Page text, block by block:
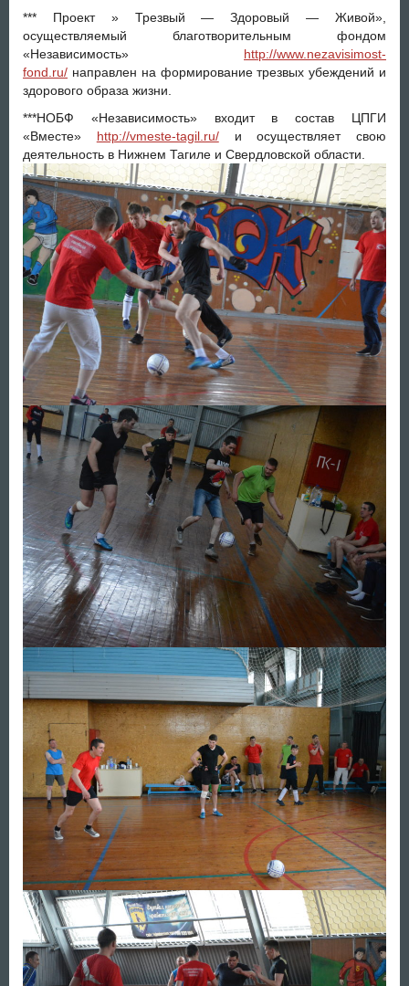
*** Проект » Трезвый — Здоровый — Живой»,
осуществляемый благотворительным фондом
«Независимость» http://www.nezavisimost-
fond.ru/ направлен на формирование трезвых убеждений и
здорового образа жизни.
***НОБФ «Независимость» входит в состав ЦПГИ
«Вместе» http://vmeste-tagil.ru/и осуществляет свою
деятельность в Нижнем Тагиле и Свердловской области.